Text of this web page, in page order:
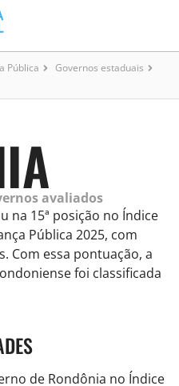
Pública
Governos estaduais
avaliados
na 15ª posição no Índice
Pública 2025, com
Com essa pontuação, a
foi classificada
de Rondônia no Índice